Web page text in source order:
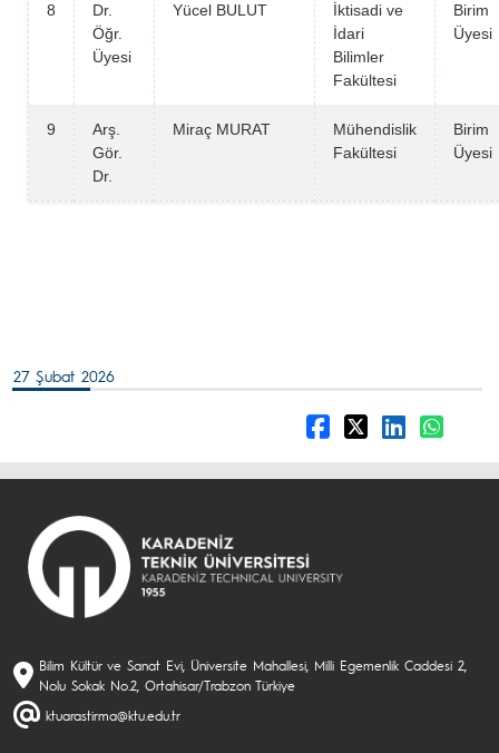
8
Dr.
Öğr.
Üyesi
Yücel BULUT
İktisadi ve
İdari
Bilimler
Fakültesi
Birim
Üyesi
9
Arş.
Gör.
Dr.
Miraç MURAT
Mühendislik
Fakültesi
Birim
Üyesi
27 Şubat 2026
Bilim Kültür ve Sanat Evi, Üniversite Mahallesi, Milli Egemenlik Caddesi 2,
Nolu Sokak No.2, Ortahisar/Trabzon Türkiye
ktuarastirma@ktu.edu.tr